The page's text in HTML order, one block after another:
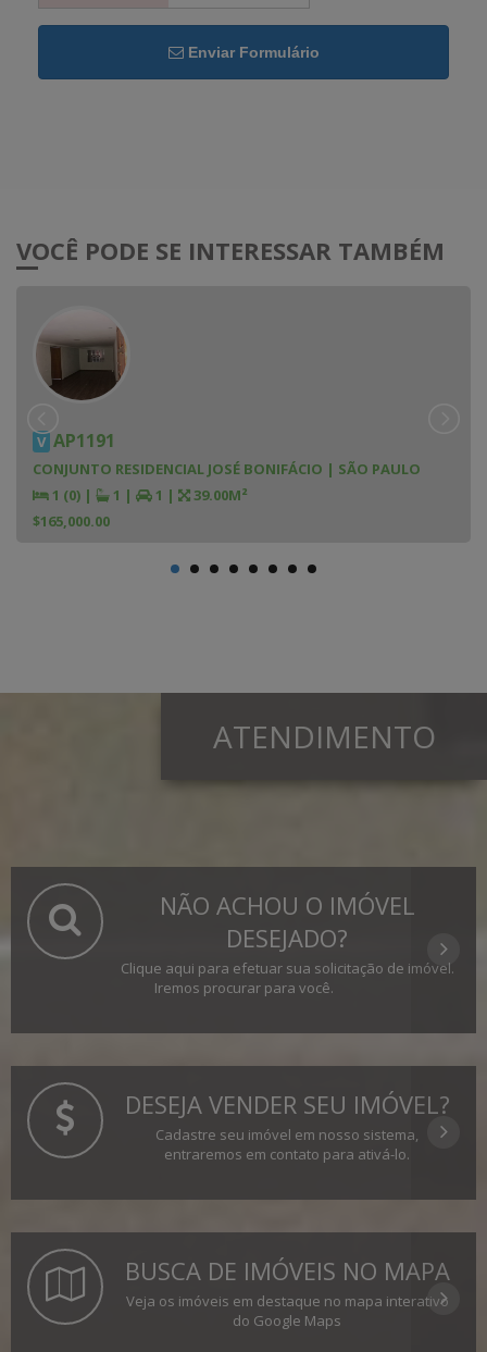
Enviar Formulário
VOCÊ PODE SE INTERESSAR TAMBÉM
V AP1191
CONJUNTO RESIDENCIAL JOSÉ BONIFÁCIO | SÃO PAULO
1 (0) | 1 | 1 |
39.00M²
$165,000.00
ATENDIMENTO
NÃO ACHOU O IMÓVEL
DESEJADO?
Clique aqui para efetuar sua solicitação de imóvel.
Iremos procurar para você.
DESEJA VENDER SEU IMÓVEL?
Cadastre seu imóvel em nosso sistema,
entraremos em contato para ativá-lo.
BUSCA DE IMÓVEIS NO MAPA
Veja os imóveis em destaque no mapa interativo
do Google Maps